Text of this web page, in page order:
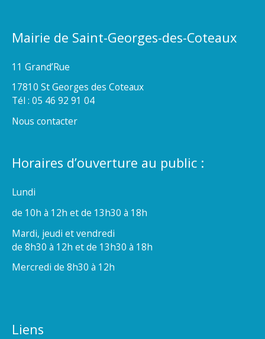
Mairie de Saint-Georges-des-Coteaux
11 Grand’Rue
17810 St Georges des Coteaux
Tél : 05 46 92 91 04
Nous contacter
Horaires d’ouverture au public :
Lundi
de 10h à 12h et de 13h30 à 18h
Mardi, jeudi et vendredi
de 8h30 à 12h et de 13h30 à 18h
Mercredi de 8h30 à 12h
Liens